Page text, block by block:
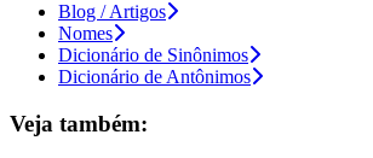
Blog / Artigos
Nomes
Dicionário de Sinônimos
Dicionário de Antônimos
Veja também: